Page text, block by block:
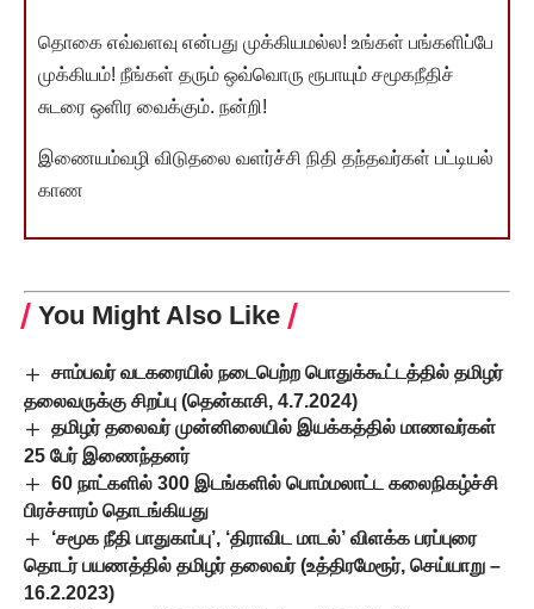
தொகை எவ்வளவு என்பது முக்கியமல்ல! உங்கள் பங்களிப்பே
முக்கியம்! நீங்கள் தரும் ஒவ்வொரு ரூபாயும் சமூகநீதிச்
சுடரை ஒளிர வைக்கும். நன்றி!
இணையம்வழி விடுதலை வளர்ச்சி நிதி தந்தவர்கள் பட்டியல்
காண
You Might Also Like
சாம்பவர் வடகரையில் நடைபெற்ற பொதுக்கூட்டத்தில் தமிழர்
தலைவருக்கு சிறப்பு (தென்காசி, 4.7.2024)
தமிழர் தலைவர் முன்னிலையில் இயக்கத்தில் மாணவர்கள்
25 பேர் இணைந்தனர்
60 நாட்களில் 300 இடங்களில் பொம்மலாட்ட கலைநிகழ்ச்சி
பிரச்சாரம் தொடங்கியது
‘சமூக நீதி பாதுகாப்பு’, ‘திராவிட மாடல்’ விளக்க பரப்புரை
தொடர் பயணத்தில் தமிழர் தலைவர் (உத்திரமேரூர், செய்யாறு –
16.2.2023)